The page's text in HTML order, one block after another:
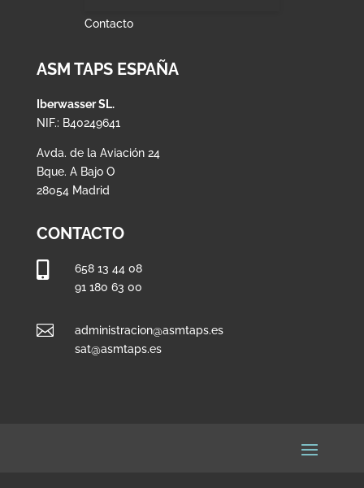
Contacto
ASM TAPS ESPAÑA
Iberwasser SL.
NIF.: B40249641
Avda. de la Aviación 24
Bque. A Bajo O
28054 Madrid
CONTACTO

658 13 44 08
91 180 63 00

administracion@asmtaps.es
sat@asmtaps.es